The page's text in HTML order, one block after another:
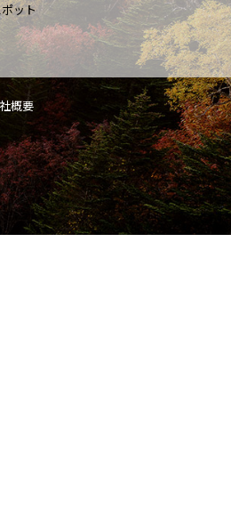
ット
概要